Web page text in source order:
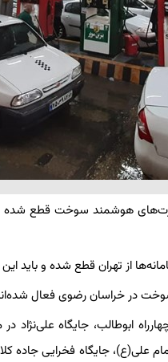
هوشمند سوخت قطع شده
از تهران قطع شده و باید
تا ساعت ۱۶ و ۴۰ دقیقه جایگاه ١٠٢ پزشکی